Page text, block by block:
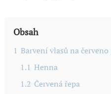
Obsah
1 Barvení vlasů na
1.1 Henna
1.2 Červená řepa